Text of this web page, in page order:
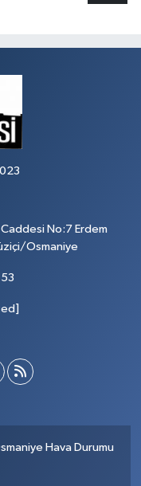
No:7 Erdem
Osmaniye
Hava Durumu